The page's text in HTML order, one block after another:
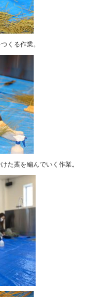
くる作業。
た藁を編んでいく作業。